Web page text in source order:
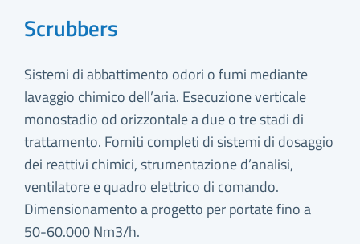
Scrubbers
Sistemi di abbattimento odori o fumi mediante
lavaggio chimico dell’aria. Esecuzione verticale
monostadio od orizzontale a due o tre stadi di
trattamento. Forniti completi di sistemi di dosaggio
dei reattivi chimici, strumentazione d’analisi,
ventilatore e quadro elettrico di comando.
Dimensionamento a progetto per portate fino a
50-60.000 Nm3/h.